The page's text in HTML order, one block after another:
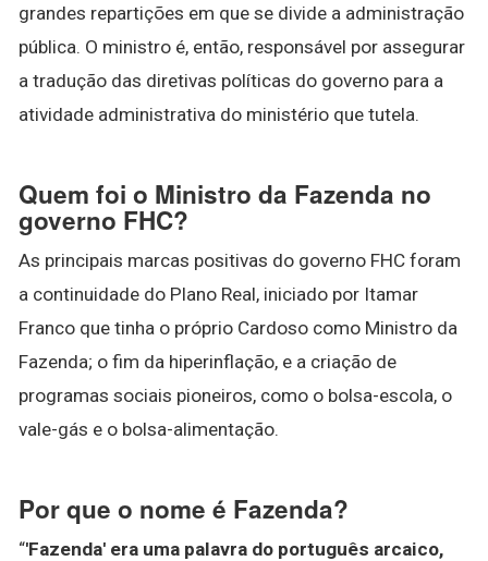
grandes repartições em que se divide a administração
pública. O ministro é, então, responsável por assegurar
a tradução das diretivas políticas do governo para a
atividade administrativa do ministério que tutela.
Quem foi o Ministro da Fazenda no
governo FHC?
As principais marcas positivas do governo FHC foram
a continuidade do Plano Real, iniciado por Itamar
Franco que tinha o próprio Cardoso como Ministro da
Fazenda; o fim da hiperinflação, e a criação de
programas sociais pioneiros, como o bolsa-escola, o
vale-gás e o bolsa-alimentação.
Por que o nome é Fazenda?
“'Fazenda' era uma palavra do português arcaico,